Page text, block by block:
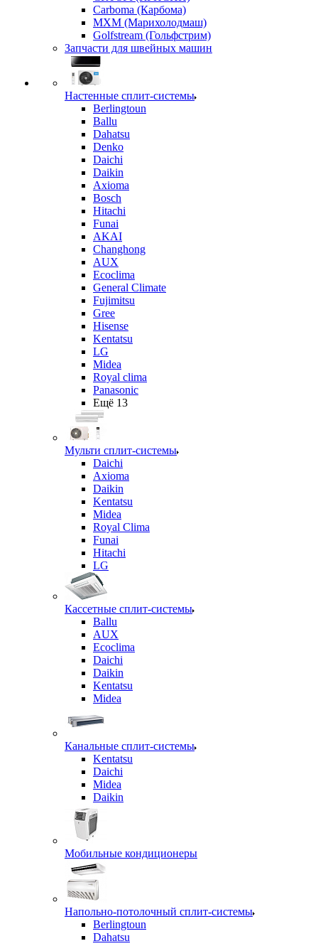
Carboma (Карбома)
MXM (Марихолодмаш)
Golfstream (Гольфстрим)
Запчасти для швейных машин
Настенные сплит-системы
Berlingtoun
Ballu
Dahatsu
Denko
Daichi
Daikin
Axioma
Bosch
Hitachi
Funai
AKAI
Changhong
AUX
Ecoclima
General Climate
Fujimitsu
Gree
Hisense
Kentatsu
LG
Midea
Royal clima
Panasonic
Ещё 13
Мульти сплит-системы
Daichi
Axioma
Daikin
Kentatsu
Midea
Royal Clima
Funai
Hitachi
LG
Кассетные сплит-системы
Ballu
AUX
Ecoclima
Daichi
Daikin
Kentatsu
Midea
Канальные сплит-системы
Kentatsu
Daichi
Midea
Daikin
Мобильные кондиционеры
Напольно-потолочный сплит-системы
Berlingtoun
Dahatsu